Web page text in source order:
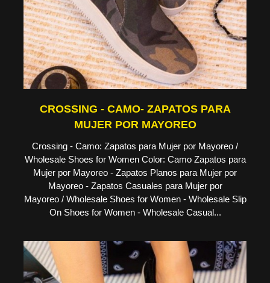
CROSSING - CAMO- ZAPATOS PARA
MUJER POR MAYOREO
Crossing - Camo: Zapatos para Mujer por Mayoreo /
Wholesale Shoes for Women Color: Camo Zapatos para
Mujer por Mayoreo - Zapatos Planos para Mujer por
Mayoreo - Zapatos Casuales para Mujer por
Mayoreo / Wholesale Shoes for Women - Wholesale Slip
On Shoes for Women - Wholesale Casual...